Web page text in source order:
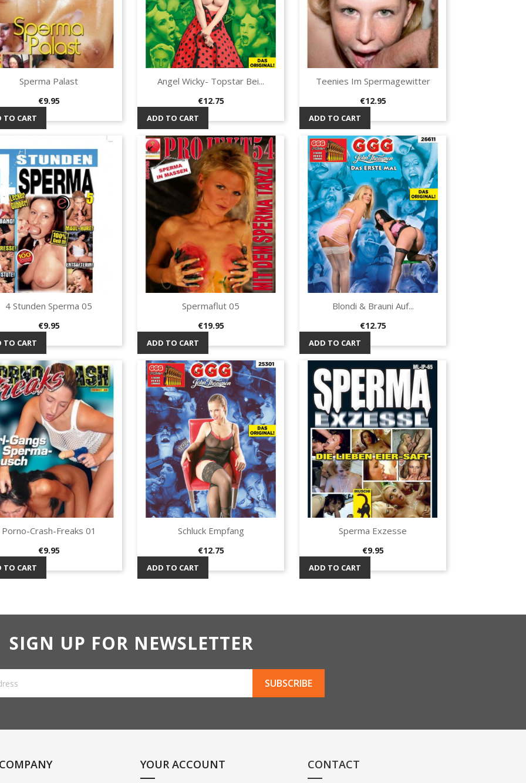
Quick view
Sperma Palast
Price
€9.95
TO CART
Quick view
Angel Wicky- Topstar Bei...
Price
€12.75
ADD TO CART
Quick view
Teenies Im Spermagewitter
Price
€12.95
ADD TO CART
Quick view
4 Stunden Sperma 05
Price
€9.95
TO CART
Quick view
Spermaflut 05
Price
€19.95
ADD TO CART
Quick view
Blondi & Brauni Auf...
Price
€12.75
ADD TO CART
Quick view
Porno-Crash-Freaks 01
Price
€9.95
TO CART
Quick view
Schluck Empfang
Price
€12.75
ADD TO CART
Quick view
Sperma Exzesse
Price
€9.95
ADD TO CART
SIGN UP FOR NEWSLETTER
YOUR ACCOUNT CONTACT